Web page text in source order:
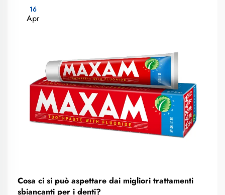
16
Apr
Cosa ci si può aspettare dai migliori trattamenti
sbiancanti per i denti?